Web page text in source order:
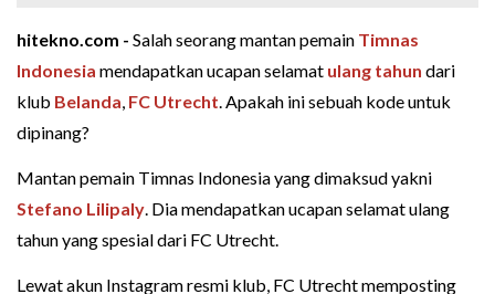
hitekno.com - Salah seorang mantan pemain Timnas
Indonesia mendapatkan ucapan selamat ulang tahun dari
klub Belanda, FC Utrecht. Apakah ini sebuah kode untuk
dipinang?
Mantan pemain Timnas Indonesia yang dimaksud yakni
Stefano Lilipaly. Dia mendapatkan ucapan selamat ulang
tahun yang spesial dari FC Utrecht.
Lewat akun Instagram resmi klub, FC Utrecht memposting